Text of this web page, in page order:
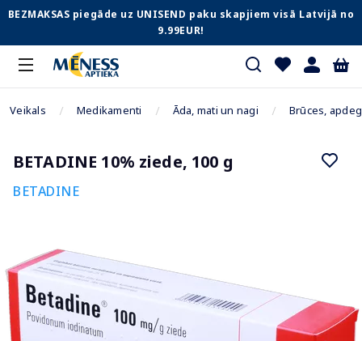
BEZMAKSAS piegāde uz UNISEND paku skapjiem visā Latvijā no
9.99EUR!
Veikals Medikamenti Āda, mati un nagi Brūces,
BETADINE 10% ziede, 100 g
BETADINE